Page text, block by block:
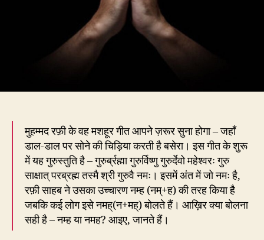
मुहम्मद रफ़ी के वह मशहूर गीत आपने ज़रूर सुना होगा – जहाँ
डाल-डाल पर सोने की चिड़िया करती है बसेरा। इस गीत के शुरू
में यह गुरुस्तुति है – गुरुर्ब्रह्मा गुरुर्विष्णु गुरुर्देवो महेश्वरः गुरु
साक्षात् परब्रह्म तस्मै श्री गुरुवै नमः। इसमें अंत में जो नमः है,
रफ़ी साहब ने उसका उच्चारण नम्ह (नम्+ह) की तरह किया है
जबकि कई लोग इसे नमह्(न+मह्) बोलते हैं। आख़िर क्या बोलना
सही है – नम्ह या नमह? आइए, जानते हैं।